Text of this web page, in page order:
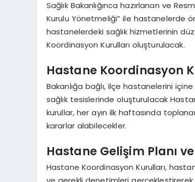
Sağlık Bakanlığınca hazırlanan ve
Kurulu Yönetmeliği” ile hastanelerde
hastanelerdeki sağlık hizmetlerinin
Koordinasyon Kurulları oluşturulacak.
Hastane Koordinasyon
Bakanlığa bağlı, ilçe hastanelerini
sağlık tesislerinde oluşturulacak
kurullar, her ayın ilk haftasında
kararlar alabilecekler.
Hastane Gelişim Planı
Hastane Koordinasyon Kurulları,